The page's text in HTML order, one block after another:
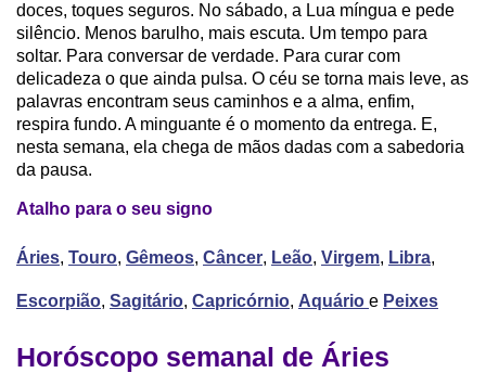
doces, toques seguros. No sábado, a Lua míngua e pede
silêncio. Menos barulho, mais escuta. Um tempo para
soltar. Para conversar de verdade. Para curar com
delicadeza o que ainda pulsa. O céu se torna mais leve, as
palavras encontram seus caminhos e a alma, enfim,
respira fundo. A minguante é o momento da entrega. E,
nesta semana, ela chega de mãos dadas com a sabedoria
da pausa.
Atalho para o seu signo
Áries, Touro, Gêmeos, Câncer, Leão, Virgem, Libra,
Escorpião, Sagitário, Capricórnio, Aquário e Peixes
Horóscopo semanal de Áries